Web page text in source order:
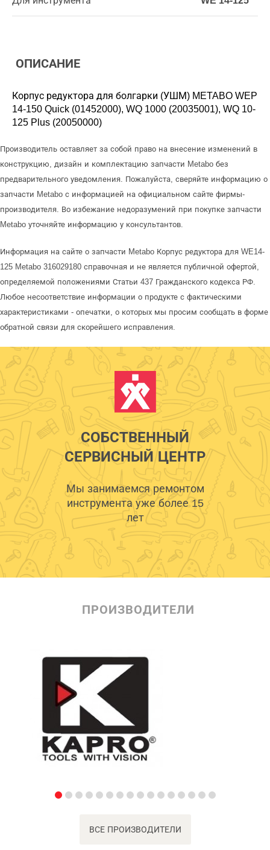
ОПИСАНИЕ
Корпус редуктора для болгарки (УШМ) METABO WEP
14-150 Quick (01452000), WQ 1000 (20035001), WQ 10-
125 Plus (20050000)
Производитель оставляет за собой право на внесение изменений в
конструкцию, дизайн и комплектацию запчасти Metabo без
предварительного уведомления. Пожалуйста, сверяйте информацию о
запчасти Metabo с информацией на официальном сайте фирмы-
производителя. Во избежание недоразумений при покупке запчасти
Metabo уточняйте информацию у консультантов.
Информация на сайте о запчасти Metabo Корпус редуктора для WE14-
125 Metabo 316029180 справочная и не является публичной офертой,
определяемой положениями Статьи 437 Гражданского кодекса РФ.
Любое несоответствие информации о продукте с фактическими
характеристиками - опечатки, о которых мы просим сообщать в форме
обратной связи для скорейшего исправления.
СОБСТВЕННЫЙ
СЕРВИСНЫЙ ЦЕНТР
Мы занимаемся ремонтом
инструмента уже более 15
лет
ПРОИЗВОДИТЕЛИ
ВСЕ ПРОИЗВОДИТЕЛИ